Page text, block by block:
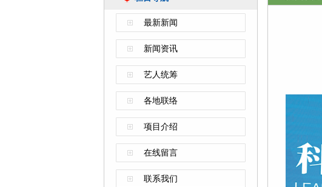
最新新闻
新闻资讯
艺人统筹
各地联络
项目介绍
在线留言
联系我们